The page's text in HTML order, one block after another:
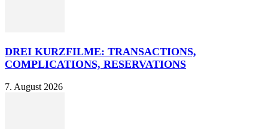
DREI KURZFILME: TRANSACTIONS,
COMPLICATIONS, RESERVATIONS
7. August 2026